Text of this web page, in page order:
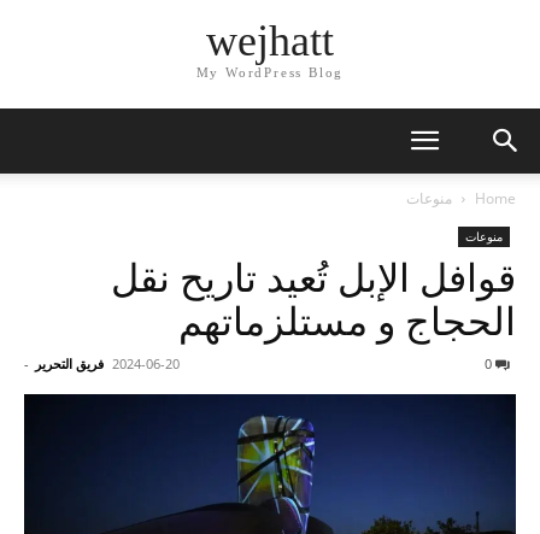
wejhatt
My WordPress Blog
Home منوعات
منوعات
قوافل الإبل تُعيد تاريح نقل
الحجاج و مستلزماتهم
فريق التحرير - 2024-06-20